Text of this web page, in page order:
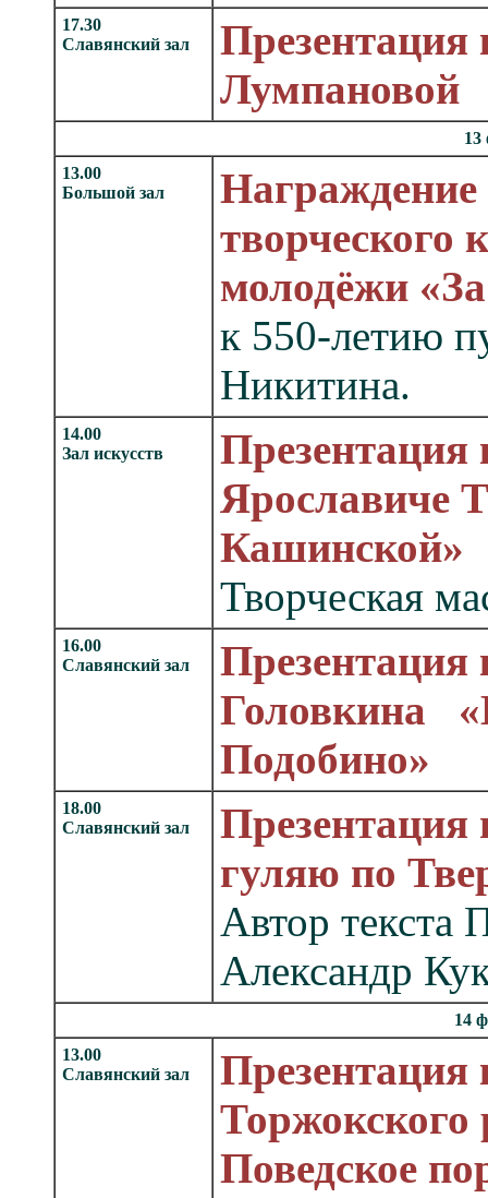
17.30
Славянский зал
Лумпановой
13
13.00
Большой зал
Награждение
творческого
молодёжи
к 550-летию
Никитина.
14.00
Зал искусств
Презентация
Ярославиче
Кашинской»
Творческая
16.00
Славянский зал
Презентация
Головкина
Подобино»
18.00
Славянский зал
Презентация
гуляю по
Автор текста
Александр
14
13.00
Славянский зал
Презентация
Торжокского
Поведское